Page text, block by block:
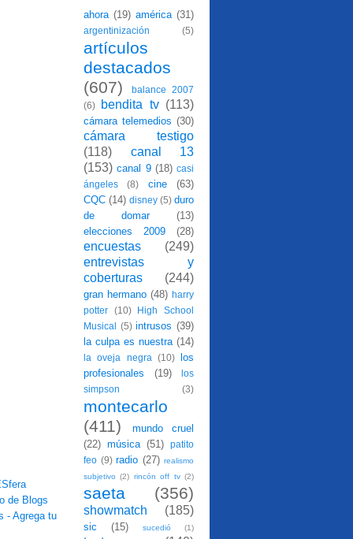
ahora (19) américa (31)
argentinización (5)
artículos
destacados
(607)
balance 2007
(6)
bendita tv (113)
cámara telemedios (30)
cámara testigo
(118)
canal 13
(153) canal 9 (18) casi
ángeles
(8) cine
(63)
CQC (14) disney (5) duro
de domar
(13)
elecciones 2009
(28)
encuestas
(249)
entrevistas y
coberturas
(244)
gran hermano (48) harry
potter
(10)
High School
Musical (5) intrusos (39)
la culpa es nuestra (14)
la oveja negra (10)
los
profesionales
(19)
los
simpson
(3)
montecarlo
(411)
mundo cruel
(22) música (51)
patito
feo (9) radio (27) realismo
subjetivo (2) rincón off tv (2)
saeta (356)
showmatch (185)
sic (15) sucedió (1)